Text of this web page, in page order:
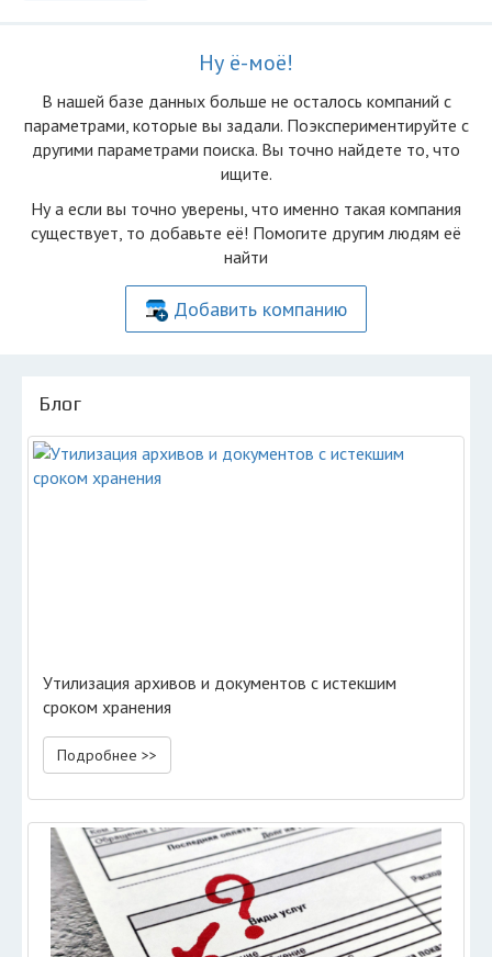
Ну ё-моё!
В нашей базе данных больше не осталоcь компаний с
параметрами, которые вы задали. Поэкспериментируйте с
другими параметрами поиска. Вы точно найдете то, что
ищите.
Ну а если вы точно уверены, что именно такая компания
существует, то добавьте её! Помогите другим людям её
найти
Добавить компанию
Блог
Утилизация архивов и документов с истекшим
сроком хранения
Подробнее >>